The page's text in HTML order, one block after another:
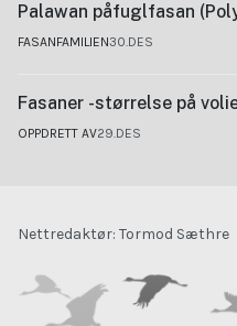
Palawan påfuglfasan
FASANFAMILIEN30.DES
Fasaner -størrelse på
OPPDRETT AV29.DES
Nettredaktør: Tormod Sæthre